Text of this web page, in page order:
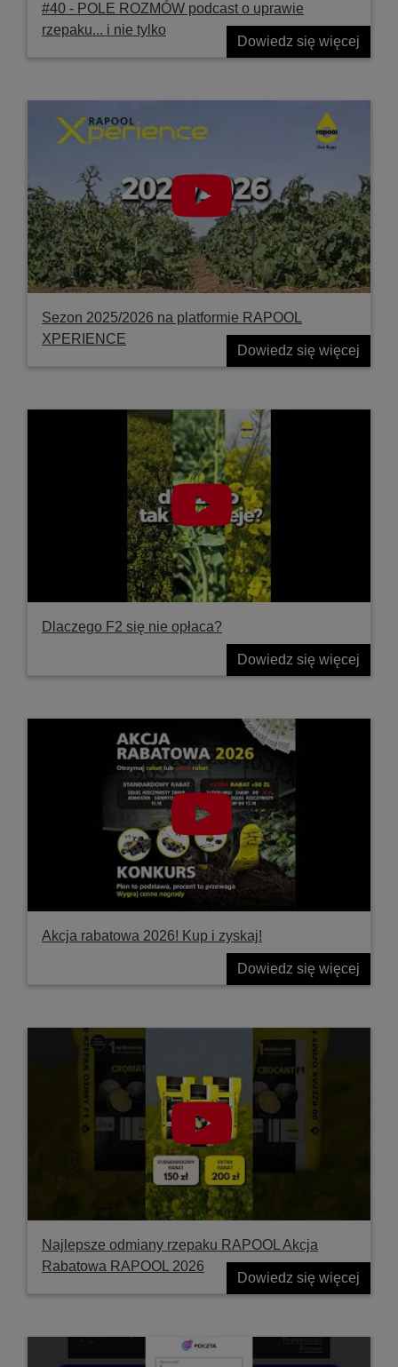
#40 ‐ POLE ROZMÓW podcast o uprawie
rzepaku... i nie tylko
Dowiedz się więcej
Sezon 2025/2026 na platformie RAPOOL
XPERIENCE
Dowiedz się więcej
Dlaczego F2 się nie opłaca?
Dowiedz się więcej
Akcja rabatowa 2026! Kup i zyskaj!
Dowiedz się więcej
Najlepsze odmiany rzepaku RAPOOL Akcja
Rabatowa RAPOOL 2026
Dowiedz się więcej